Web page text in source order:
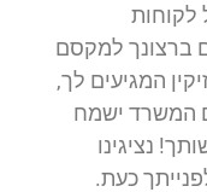
למקסם
המגיעים לך,
ישמח
כעת.